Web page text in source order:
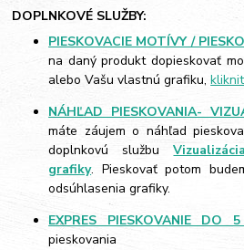
DOPLNKOVÉ SLUŽBY:
PIESKOVACIE MOTÍVY /
na daný produkt dopieskovať
alebo Vašu vlastnú grafiku,
NÁHĽAD PIESKOVANIA-
máte záujem o náhľad
doplnkovú službu
grafiky. Pieskovať potom
odsúhlasenia grafiky.
EXPRES PIESKOVANIE DO
pieskovania